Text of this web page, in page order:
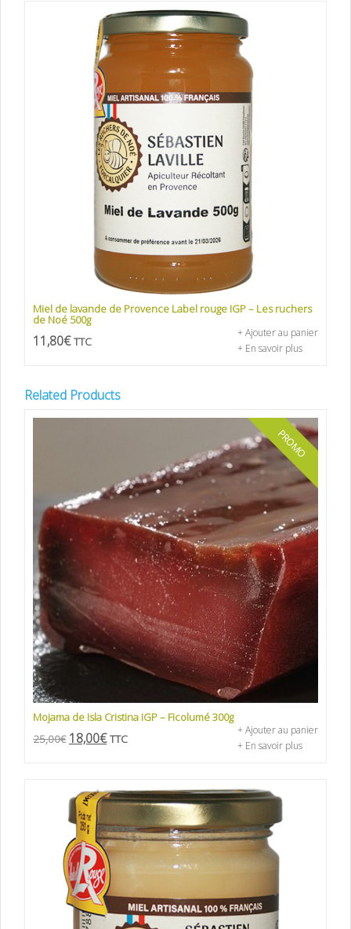
Miel de lavande de Provence Label rouge IGP – Les ruchers
de Noé 500g
11,80€ TTC
+ Ajouter au panier
+ En savoir plus
Related Products
PROMO
Mojama de Isla Cristina IGP – Ficolumé 300g
25,00€ 18,00€ TTC
+ Ajouter au panier
+ En savoir plus